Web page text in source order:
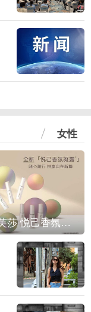
女性
IPSA茵芙莎 悦己香氛凝露上市